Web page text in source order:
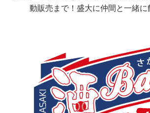
動販売まで！盛大に仲間と一緒に